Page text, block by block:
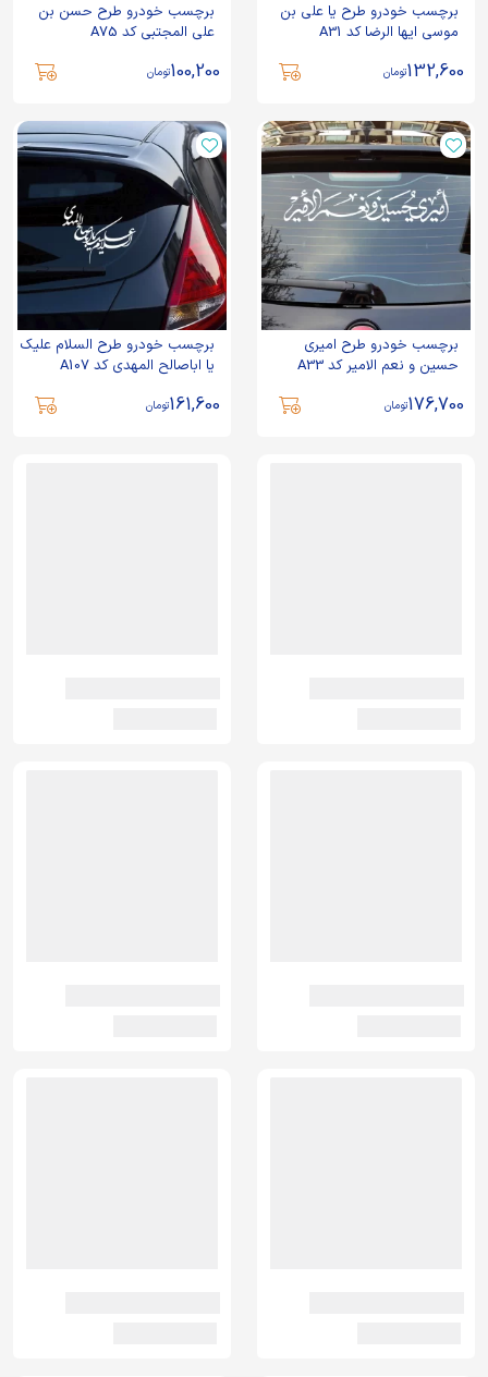
برچسب خودرو طرح یا علی بن
موسی ایها الرضا کد A31
132,600تومان
برچسب خودرو طرح حسن بن
علی المجتبی کد A75
100,200تومان
برچسب خودرو طرح امیری
حسین و نعم الامیر کد A33
176,700تومان
برچسب خودرو طرح السلام علیک
یا اباصالح المهدی کد A107
161,600تومان